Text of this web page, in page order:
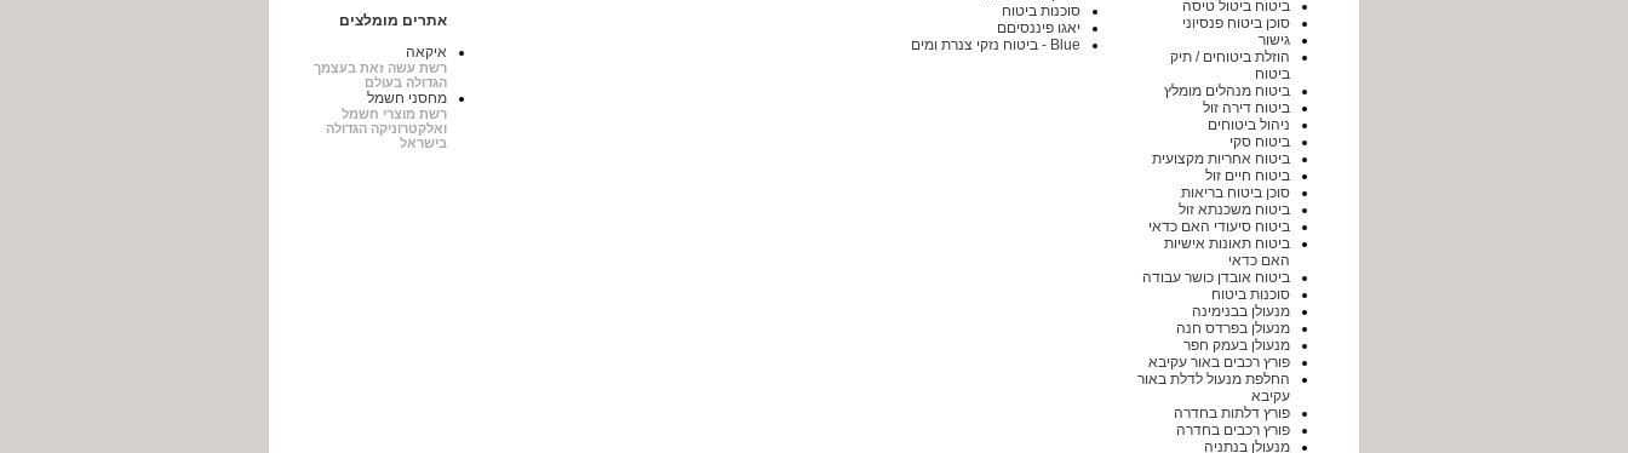
ביטוח ביטול טיסה
סוכן ביטוח פנסיוני
גישור
הוזלת ביטוחים / תיק
ביטוח
ביטוח מנהלים מומלץ
ביטוח דירה זול
ניהול ביטוחים
ביטוח סקי
ביטוח אחריות מקצועית
ביטוח חיים זול
סוכן ביטוח בריאות
ביטוח משכנתא זול
ביטוח סיעודי האם כדאי
ביטוח תאונות אישיות
האם כדאי
ביטוח אובדן כושר עבודה
סוכנות ביטוח
מנעולן בבנימינה
מנעולן בפרדס חנה
מנעולן בעמק חפר
פורץ רכבים באור עקיבא
החלפת מנעול לדלת באור
עקיבא
פורץ דלתות בחדרה
פורץ רכבים בחדרה
מנעולן בנתניה
סוכנות ביטוח
יאגו פיננסיםם
Blue - ביטוח נזקי צנרת ומים
אתרים מומלצים
איקאה
רשת עשה זאת בעצמך
הגדולה בעולם
מחסני חשמל
רשת מוצרי חשמל
ואלקטרוניקה הגדולה
בישראל